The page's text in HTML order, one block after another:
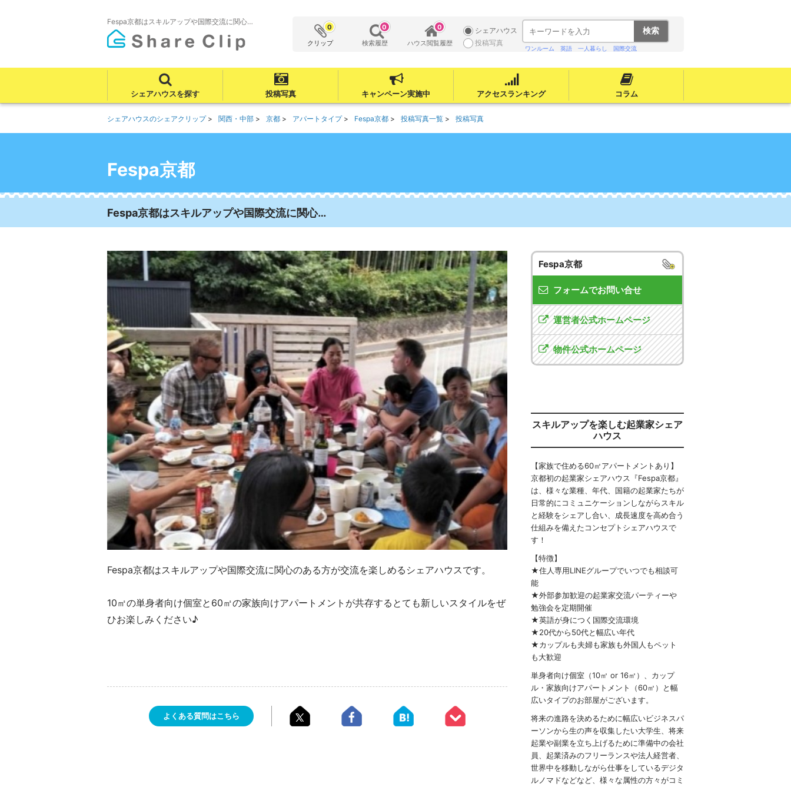
Fespa京都はスキルアップや国際交流に関心…
クリップ
0
検索履歴
0
ハウス閲覧履歴
0
シェアハウス
投稿写真
ワンルーム 英語 一人暮らし 国際交流
シェアハウスを探す 投稿写真 キャンペーン実施中 アクセスランキング コラム
シェアハウスのシェアクリップ 関西・中部 京都 アパートタイプ Fespa京都 投稿写真一覧 投稿写真
Fespa京都
Fespa京都はスキルアップや国際交流に関心…
Fespa京都はスキルアップや国際交流に関心のある方が交流を楽しめるシェアハウスです。
10㎡の単身者向け個室と60㎡の家族向けアパートメントが共存するとても新しいスタイルをぜ
ひお楽しみください♪
よくある質問はこちら
Fespa京都
フォームでお問い合せ
運営者公式ホームページ
物件公式ホームページ
スキルアップを楽しむ起業家シェア
ハウス
【家族で住める60㎡アパートメントあり】
京都初の起業家シェアハウス『Fespa京都』
は、様々な業種、年代、国籍の起業家たちが
日常的にコミュニケーションしながらスキル
と経験をシェアし合い、成長速度を高め合う
仕組みを備えたコンセプトシェアハウスで
す！
【特徴】
★住人専用LINEグループでいつでも相談可
能
★外部参加歓迎の起業家交流パーティーや
勉強会を定期開催
★英語が身につく国際交流環境
★20代から50代と幅広い年代
★カップルも夫婦も家族も外国人もペット
も大歓迎
単身者向け個室（10㎡ or 16㎡）、カップ
ル・家族向けアパートメント（60㎡）と幅
広いタイプのお部屋がございます。
将来の進路を決めるために幅広いビジネスパ
ーソンから生の声を収集したい大学生、将来
起業や副業を立ち上げるために準備中の会社
員、起業済みのフリーランスや法人経営者、
世界中を移動しながら仕事をしているデジタ
ルノマドなどなど、様々な属性の方々がコミ